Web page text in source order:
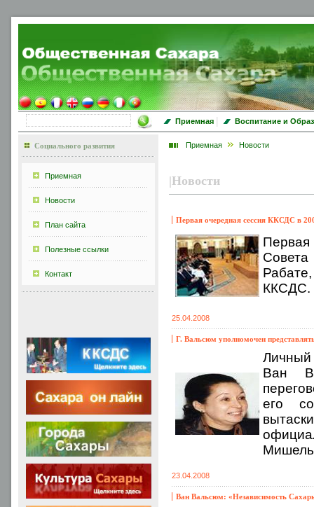
Приемная | Воспитание и
Социального развития
Приемная
Новости
План сайта
Полезные ссылки
Контакт
Приемная Новости
|Новости
Первая очередная сессия ККСДС в
Первая
Совета
ККСДС.
25.04.2008
Г. Вальсюм уполномочен
Ван
его
23.04.2008
Ван Вальсюм: «Независимость